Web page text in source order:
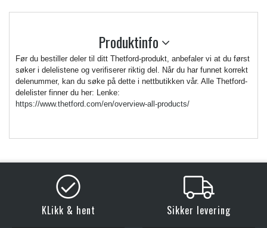
Produktinfo
Før du bestiller deler til ditt Thetford-produkt, anbefaler vi at du først
søker i delelistene og verifiserer riktig del. Når du har funnet korrekt
delenummer, kan du søke på dette i nettbutikken vår. Alle Thetford-
delelister finner du her: Lenke:
https://www.thetford.com/en/overview-all-products/
KLikk & hent Sikker levering